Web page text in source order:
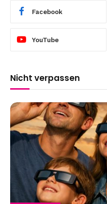
Facebook
YouTube
Nicht verpassen